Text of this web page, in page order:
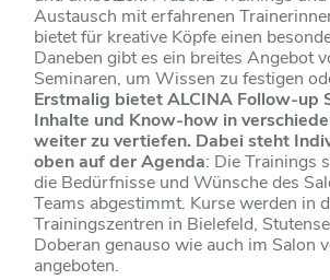
Austausch mit erfahrenen
bietet für kreative Köpfe einen
Daneben gibt es ein breites Angebot
Seminaren, um Wissen zu festigen
Erstmalig bietet ALCINA Follow-up
Inhalte und Know-how in
weiter zu vertiefen. Dabei steht
oben auf der Agenda: Die Trainings
die Bedürfnisse und Wünsche des
Teams abgestimmt. Kurse werden in
Trainingszentren in Bielefeld,
Doberan genauso wie auch im Salon
angeboten.